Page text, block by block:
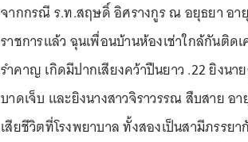
จากกรณี ร.ท.สฤษดิ์ อิศรางกูร ณ อยุธยา อา
ราชการแล้ว ฉุนเพื่อนบ้านห้องเช่าใกล้กันติด
รำคาญ เกิดมีปากเสียงคว้าปืนยาว .22 ยิงน
บาดเจ็บ และยิงนางสาวจิราวรรณ สืบสาย อา
เสียชีวิตที่โรงพยาบาล ทั้งสองเป็นสามีภรรย